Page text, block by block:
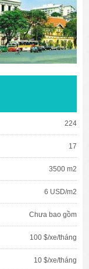
224
17
3500 m2
6 USD/m2
Chưa bao gồm
100 $/xe/tháng
10 $/xe/tháng